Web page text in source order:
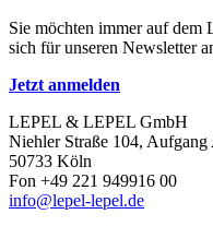
Sie möchten immer auf dem
sich für unseren Newsletter
Jetzt anmelden
LEPEL & LEPEL GmbH
Niehler Straße 104, Aufgang
50733 Köln
Fon +49 221 949916 00
info@lepel-lepel.de